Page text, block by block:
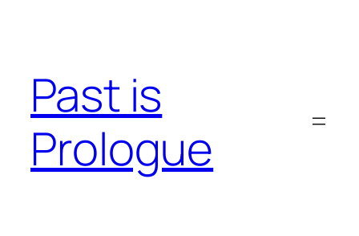
Past is
Prologue